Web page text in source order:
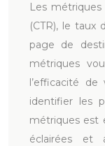
Les
(CTR), le taux
page de
métriques
l’efficacité
identifier les
métriques est
éclairées et